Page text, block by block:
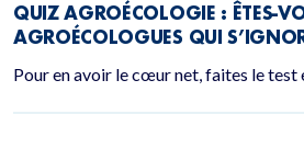
QUIZ AGROÉCOLOGIE : ÊTES-
AGROÉCOLOGUES QUI
Pour en avoir le cœur net, faites le test